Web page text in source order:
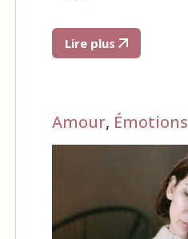
Lire plus
Amour, Émotions